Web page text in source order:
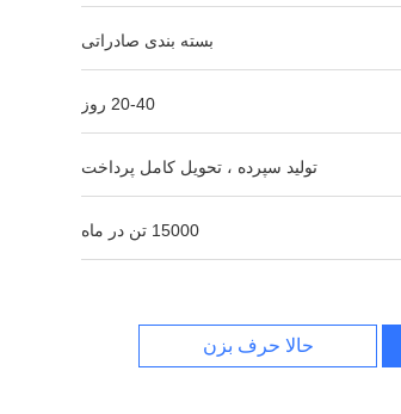
بسته بندی صادراتی
20-40 روز
تولید سپرده ، تحویل کامل پرداخت
15000 تن در ماه
حالا حرف بزن